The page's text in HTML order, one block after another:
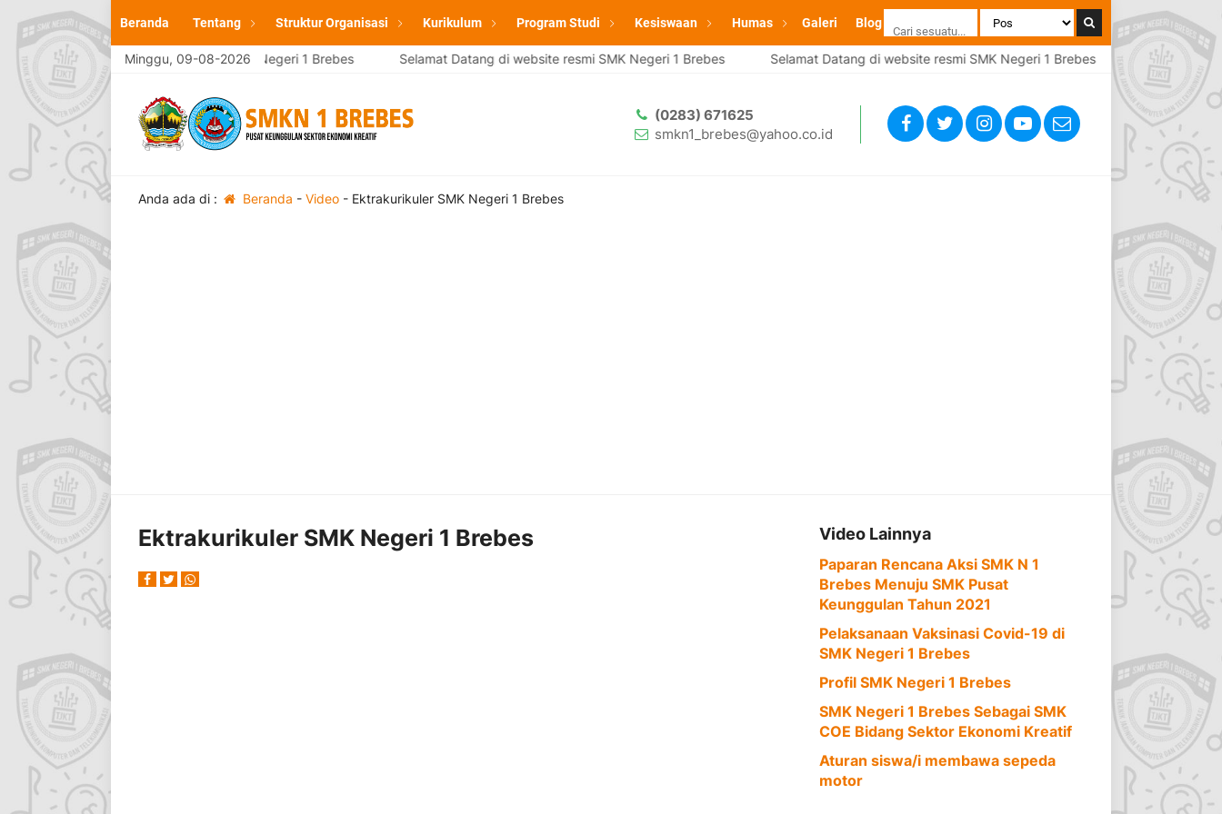
Beranda Tentang Struktur Organisasi Kurikulum Program Studi Kesiswaan Humas Galeri Blog
Minggu, 09-08-2026
Selamat Datang di website resmi SMK Negeri 1 Brebes Selamat Datang di website resmi SMK Negeri 1 Brebes Selamat Datang di website resmi SMK Negeri 1 Brebes Selamat
(0283) 671625
smkn1_brebes@yahoo.co.id
Anda ada di : Beranda - Video- Ektrakurikuler SMK Negeri 1 Brebes
Ektrakurikuler SMK Negeri 1 Brebes Video Lainnya
Paparan Rencana Aksi SMK N 1
Brebes Menuju SMK Pusat
Keunggulan Tahun 2021
Pelaksanaan Vaksinasi Covid-19 di
SMK Negeri 1 Brebes
Profil SMK Negeri 1 Brebes
SMK Negeri 1 Brebes Sebagai SMK
COE Bidang Sektor Ekonomi Kreatif
Aturan siswa/i membawa sepeda
motor